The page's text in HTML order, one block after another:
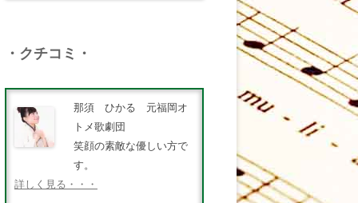
・クチコミ・
那須 ひかる 元福岡オ
トメ歌劇団
笑顔の素敵な優しい方で
す。
詳しく見る・・・